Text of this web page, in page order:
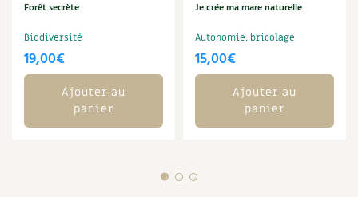
Forêt secrète
Biodiversité
19,00€
Ajouter au
panier
Je crée ma mare naturelle
Autonomie, bricolage
15,00€
Ajouter au
panier